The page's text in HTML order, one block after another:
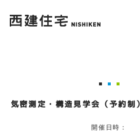
気密測定・構造見学会（予約制
開催日時：